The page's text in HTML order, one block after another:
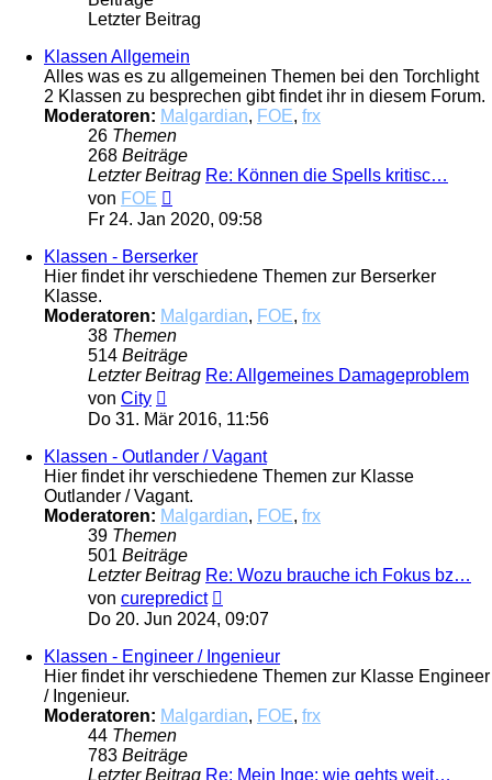
Letzter Beitrag
Klassen Allgemein
Alles was es zu allgemeinen Themen bei den Torchlight
2 Klassen zu besprechen gibt findet ihr in diesem Forum.
Moderatoren: Malgardian, FOE, frx
26 Themen
268 Beiträge
Letzter Beitrag Re: Können die Spells kritisc…
von FOE
Beitrag
Fr 24. Jan 2020, 09:58
Klassen - Berserker
Hier findet ihr verschiedene Themen zur Berserker
Klasse.
Moderatoren: Malgardian, FOE, frx
38 Themen
514 Beiträge
Letzter Beitrag Re: Allgemeines Damageproblem
von City
Beitrag
Do 31. Mär 2016, 11:56
Klassen - Outlander / Vagant
Hier findet ihr verschiedene Themen zur Klasse
Outlander / Vagant.
Moderatoren: Malgardian, FOE, frx
39 Themen
501 Beiträge
Letzter Beitrag Re: Wozu brauche ich Fokus bz…
von curepredict
Beitrag
Do 20. Jun 2024, 09:07
Klassen - Engineer / Ingenieur
Hier findet ihr verschiedene Themen zur Klasse Engineer
/ Ingenieur.
Moderatoren: Malgardian, FOE, frx
44 Themen
783 Beiträge
Letzter Beitrag Re: Mein Inge: wie gehts weit…